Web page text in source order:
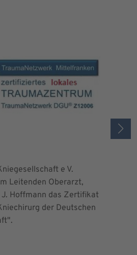
e V.
Leitenden Oberarzt,
J. Hoffmann das Zertifikat
der Deutschen